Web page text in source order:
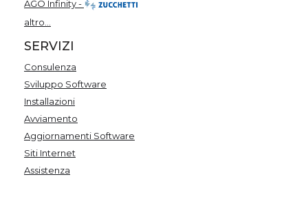
AGO Infinity -
altro...
SERVIZI
Consulenza
Sviluppo Software
Installazioni
Avviamento
Aggiornamenti Software
Siti Internet
Assistenza